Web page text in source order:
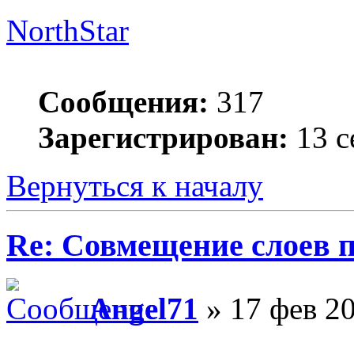
NorthStar
Сообщения: 317
Зарегистрирован: 13
Вернуться к началу
Re: Совмещение слоев
Angel71 » 17 фев